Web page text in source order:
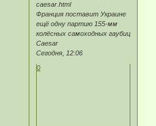
caesar.html
Франция поставит Украине
ещё одну партию 155-мм
колёсных самоходных гаубиц
Caesar
Сегодня, 12:06
0